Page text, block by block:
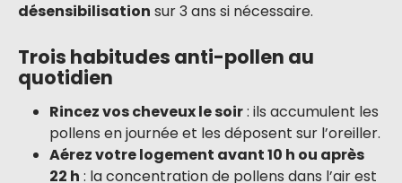
désensibilisation sur 3 ans si nécessaire.
Trois habitudes anti-pollen au
quotidien
Rincez vos cheveux le soir: ils accumulent les
pollens en journée et les déposent sur l’oreiller.
Aérez votre logement avant 10 h ou après
22 h : la concentration de pollens dans l’air est